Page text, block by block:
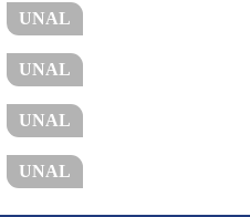
UNAL
UNAL
UNAL
UNAL